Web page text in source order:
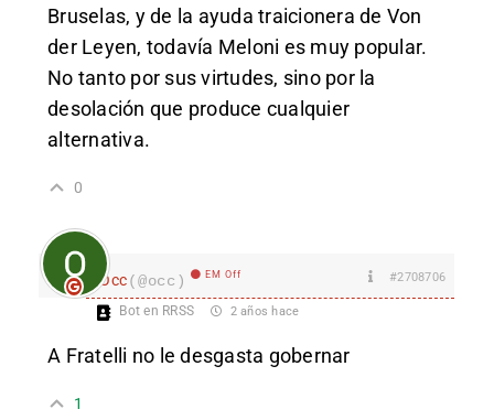
Bruselas, y de la ayuda traicionera de Von
der Leyen, todavía Meloni es muy popular.
No tanto por sus virtudes, sino por la
desolación que produce cualquier
alternativa.
0
Occ(@occ) EM Off #2708706
Bot en RRSS 2 años hace
A Fratelli no le desgasta gobernar
1